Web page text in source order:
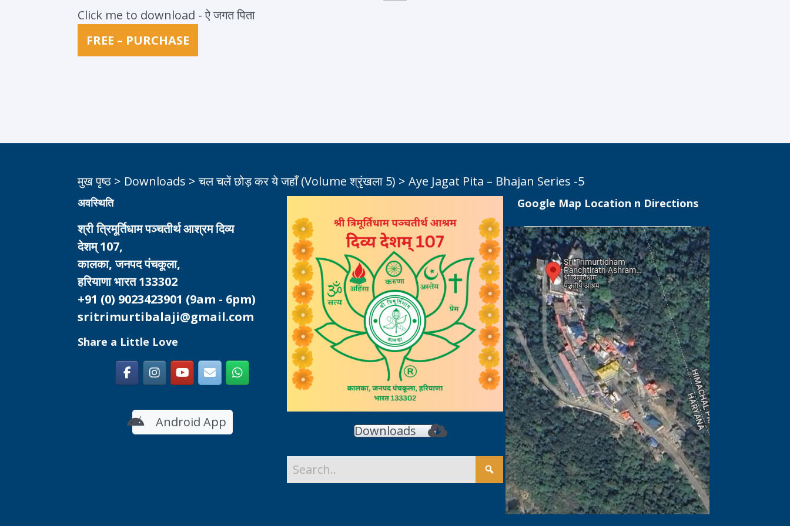
Click me to download - ऐ जगत पिता
FREE – PURCHASE
मुख पृष्ठ > Downloads >चल चलें छोड़ कर ये जहाँ (Volume श्रृंखला 5) > Aye Jagat Pita – Bhajan Series -5
अवस्थिति
श्री त्रिमूर्तिधाम पञ्चतीर्थ आश्रम दिव्य
देशम् 107,
कालका, जनपद पंचकूला,
हरियाणा भारत 133302
+91 (0) 9023423901 (9am - 6pm)
sritrimurtibalaji@gmail.com
Share a Little Love
Android App
Downloads
Google Map Location n Directions